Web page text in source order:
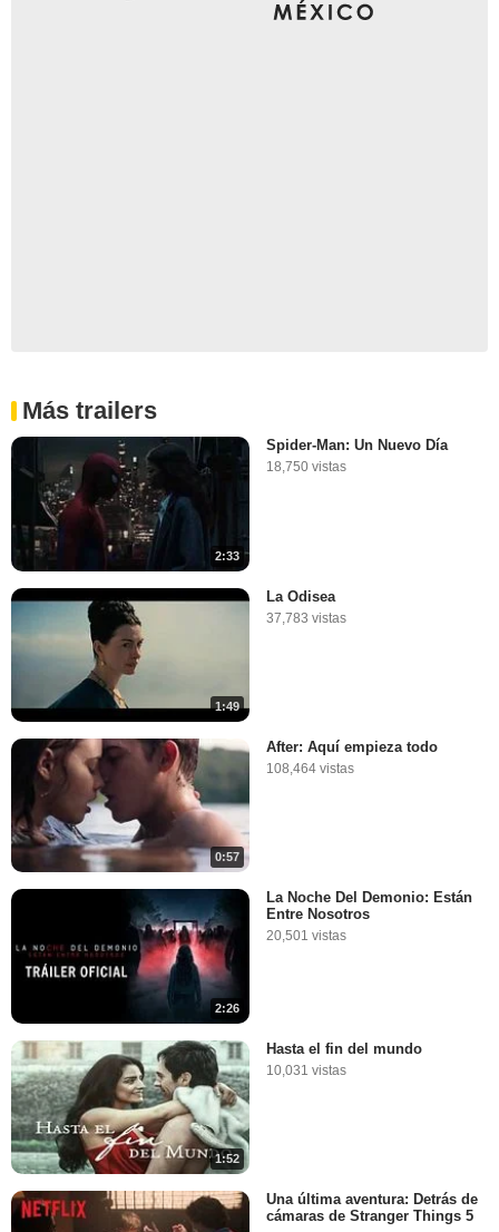
Más trailers
2:33
Spider-Man: Un Nuevo Día
18,750 vistas
1:49
La Odisea
37,783 vistas
0:57
After: Aquí empieza todo
108,464 vistas
2:26
La Noche Del Demonio: Están
Entre Nosotros
20,501 vistas
1:52
Hasta el fin del mundo
10,031 vistas
Una última aventura: Detrás de
cámaras de Stranger Things 5